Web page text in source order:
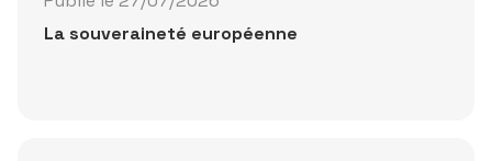
La souveraineté européenne